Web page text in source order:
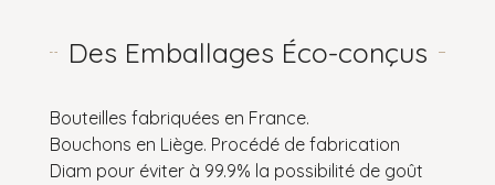
Des Emballages Éco-conçus
Bouteilles fabriquées en France.
Bouchons en Liège. Procédé de fabrication
Diam pour éviter à 99.9% la possibilité de goût